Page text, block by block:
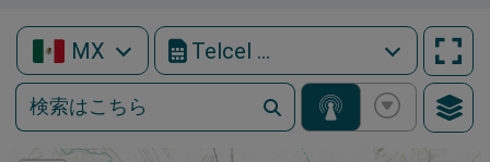
MX Telcel Mobile